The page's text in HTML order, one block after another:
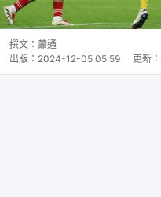
撰文： 蕭通
出版： 2024-12-05 05:59 更新：